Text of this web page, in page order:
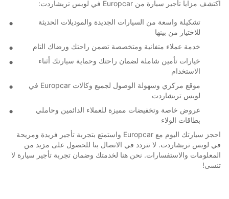
اكتشف مزايا تأجير سيارة من Europcar في لويس تريشاردت:
تشكيلة واسعة من السيارات الجديدة والموديلات الحديثة
للاختيار من بينها
خدمة عملاء متفانية ومتخصصة تضمن راحتك ورضاك التام
خيارات تأمين شاملة لضمان راحتك وحماية سيارتك أثناء
الاستخدام
موقع مركزي وسهولة الوصول لجميع وكالات Europcar في
لويس تريشاردت
عروض خاصة وتخفيضات مميزة للعملاء الدائمين وحاملي
بطاقات الولاء
احجز سيارتك اليوم مع Europcar واستمتع بتجربة تأجير فريدة ومريحة
في لويس تريشاردت. لا تتردد في الاتصال بنا للحصول على مزيد من
المعلومات والاستفسارات. نحن هنا لخدمتك وضمان تجربة تأجير سيارة لا
تنسى!